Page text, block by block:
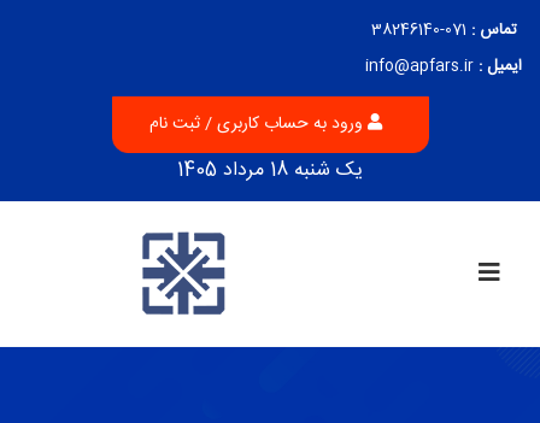
تماس : 071-38246140
ایمیل : info@apfars.ir
ورود به حساب کاربری / ثبت نام
یک شنبه 18 مرداد 1405